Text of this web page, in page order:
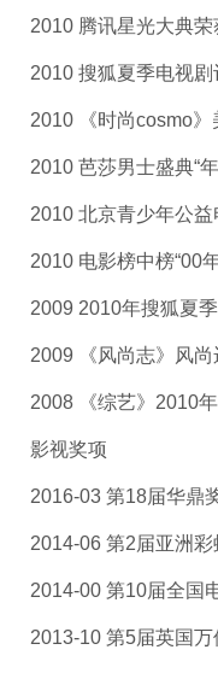
2010 腾讯星光大典荣
2010 搜狐夏季电视剧
2010 《时尚cosmo》
2010 芭莎男士盛典“年
2010 北京青少年公益
2010 电影榜中榜“00年
2009 2010年搜狐夏季
2009 《风尚志》风尚
2008 《综艺》2010年
影视奖项
2016-03 第18届华鼎奖
2014-06 第2届亚洲彩
2014-00 第10届全国电
2013-10 第5届英国万